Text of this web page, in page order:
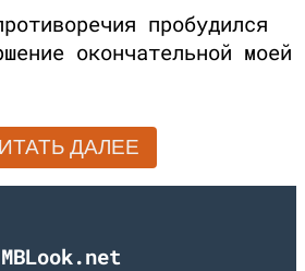
пробудился
окончательной моей
ДАЛЕЕ
MBLook.net